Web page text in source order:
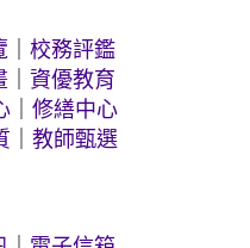
｜校務評鑑
｜資優教育
｜修繕中心
｜教師甄選